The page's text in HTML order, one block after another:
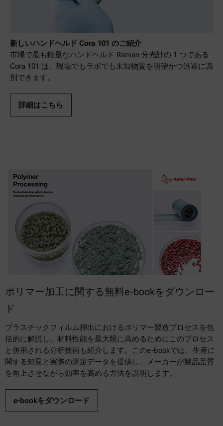
新しいハンドヘルド Cora 101 のご紹介
市場で最も軽量なハンドヘルド Raman 分光計の 1 つである
Cora 101 は、現場でもラボでも未知物質を明確かつ迅速に識
別できます。
詳細はこちら
ポリマー加工に関する無料e-bookをダウンロー
ド
プラスチックフィルム押出におけるポリマー製造プロセスを包
括的に解説し、材料性能を最大限に高めるためにこのプロセス
と併用される分析技術も紹介します。このe-bookでは、生産に
関する知見と実際の測定データを提供し、メーカーが製品品質
を向上させながら効率を高める方法を説明します。
e-bookをダウンロード